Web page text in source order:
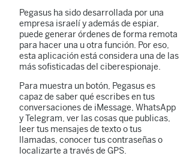
Pegasus ha sido desarrollada por una
empresa israelí y además de espiar,
puede generar órdenes de forma remota
para hacer una u otra función. Por eso,
esta aplicación está considera una de las
más sofisticadas del ciberespionaje.
Para muestra un botón, Pegasus es
capaz de saber qué escribes en tus
conversaciones de iMessage, WhatsApp
y Telegram, ver las cosas que publicas,
leer tus mensajes de texto o tus
llamadas, conocer tus contraseñas o
localizarte a través de GPS.